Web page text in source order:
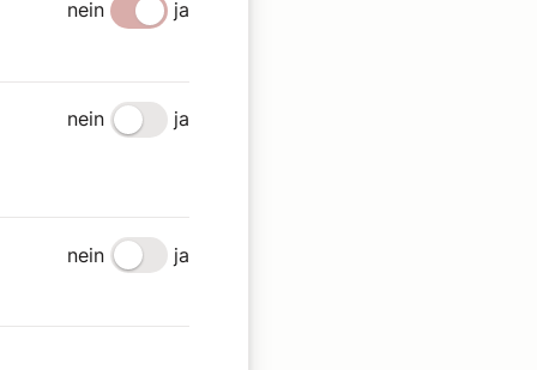
im
Der Fußball
zugehen könnte.
nein
ja
nein ja
nein
ja